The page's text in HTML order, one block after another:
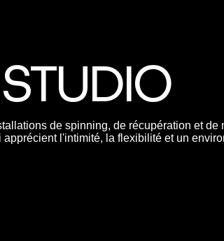
de spinning, de récupération et
l'intimité, la flexibilité et un